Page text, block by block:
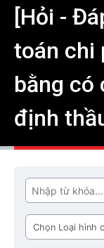
[Hỏi -
toán chi
bằng có
định
Tìm
Loại
hình